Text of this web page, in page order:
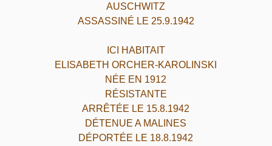
AUSCHWITZ
ASSASSINÉ LE 25.9.1942
ICI HABITAIT
ELISABETH ORCHER-KAROLINSKI
NÉE EN 1912
RÉSISTANTE
ARRÊTÉE LE 15.8.1942
DÉTENUE A MALINES
DÉPORTÉE LE 18.8.1942